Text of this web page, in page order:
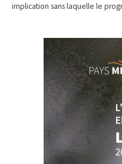
implication sans laquelle le